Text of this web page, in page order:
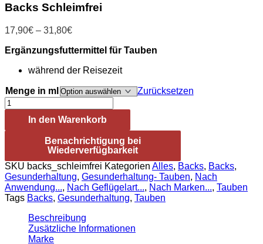
Backs Schleimfrei
17,90€ – 31,80€Preisspanne:
bis
Ergänzungsfuttermittel für Tauben
während der Reisezeit
Menge in ml
Zurücksetzen
Backs
Schleimfrei
MengeIn den Warenkorb
Benachrichtigung bei
Wiederverfügbarkeit
SKU backs_schleimfrei Kategorien Alles, Backs, Backs,
Gesunderhaltung, Gesunderhaltung- Tauben, Nach
Anwendung..., Nach Geflügelart..., Nach Marken..., Tauben
Tags Backs, Gesunderhaltung, Tauben
Beschreibung
Zusätzliche Informationen
Marke